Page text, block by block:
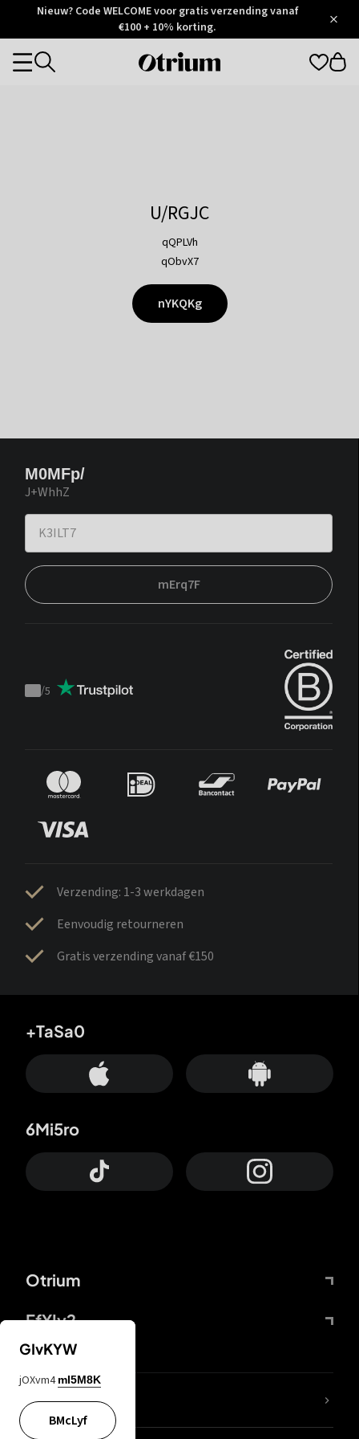
Otrium
Trustpilot
Nieuw? Code WELCOME voor gratis verzending vanaf
€100 + 10% korting.
Otrium
Categories
U/RGJC
qQPLVh
qObvX7
nYKQKg
M0MFp/
J+WhhZ
mErq7F
Trustpilot
/5
Verzending: 1-3 werkdagen
Eenvoudig retourneren
Gratis verzending vanaf €150
Otrium
FfYIy2
+TaSa0
6Mi5ro
KIjvtr
GIvKYW
jOXvm4 mI5M8K
BMcLyf